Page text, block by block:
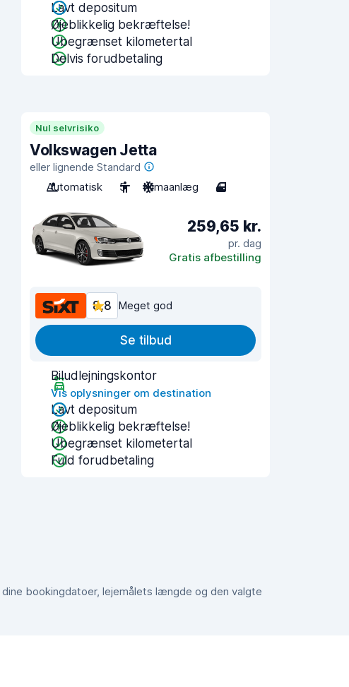
Lavt depositum
Øjeblikkelig bekræftelse!
Ubegrænset kilometertal
Delvis forudbetaling
Nul selvrisiko
Volkswagen Jetta
eller lignende Standard
Automatisk
5 Klimaanlæg 4
259,65 kr.
pr. dag
Gratis afbestilling
8,8 Meget god
Se tilbud
Biludlejningskontor
Vis oplysninger om destination
Lavt depositum
Øjeblikkelig bekræftelse!
Ubegrænset kilometertal
Fuld forudbetaling
bookingdatoer, lejemålets længde og den valgte